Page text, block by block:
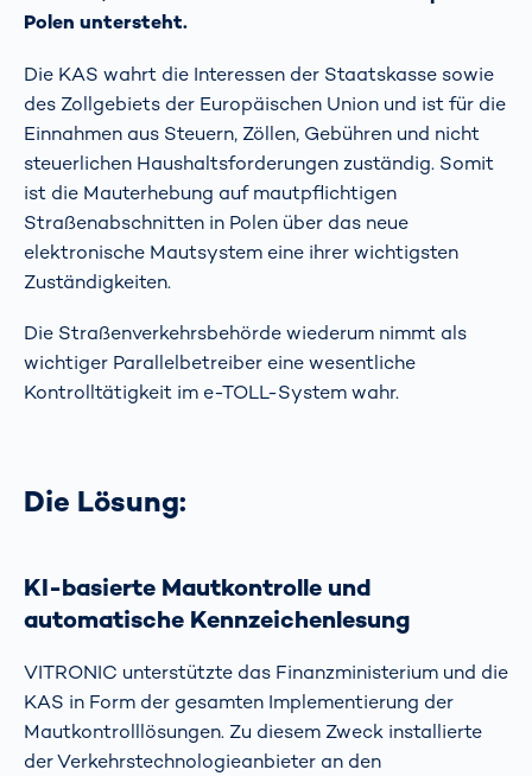
Polen untersteht.
Die KAS wahrt die Interessen der Staatskasse sowie
des Zollgebiets der Europäischen Union und ist für die
Einnahmen aus Steuern, Zöllen, Gebühren und nicht
steuerlichen Haushaltsforderungen zuständig. Somit
ist die Mauterhebung auf mautpflichtigen
Straßenabschnitten in Polen über das neue
elektronische Mautsystem eine ihrer wichtigsten
Zuständigkeiten.
Die Straßenverkehrsbehörde wiederum nimmt als
wichtiger Parallelbetreiber eine wesentliche
Kontrolltätigkeit im e-TOLL-System wahr.
Die Lösung:
KI-basierte Mautkontrolle und
automatische Kennzeichenlesung
VITRONIC unterstützte das Finanzministerium und die
KAS in Form der gesamten Implementierung der
Mautkontrolllösungen. Zu diesem Zweck installierte
der Verkehrstechnologieanbieter an den